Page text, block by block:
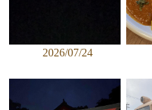
2026/07/24